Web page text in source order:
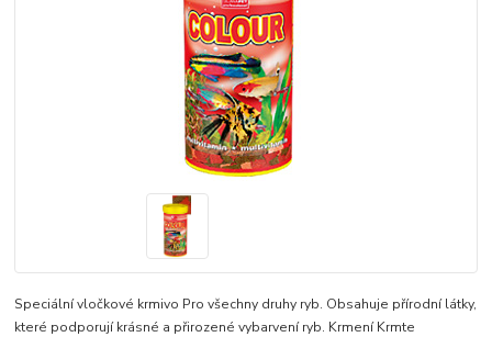
Speciální vločkové krmivo Pro všechny druhy ryb. Obsahuje přírodní látky,
které podporují krásné a přirozené vybarvení ryb. Krmení Krmte